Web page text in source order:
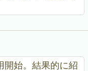
開始。結果的に紹